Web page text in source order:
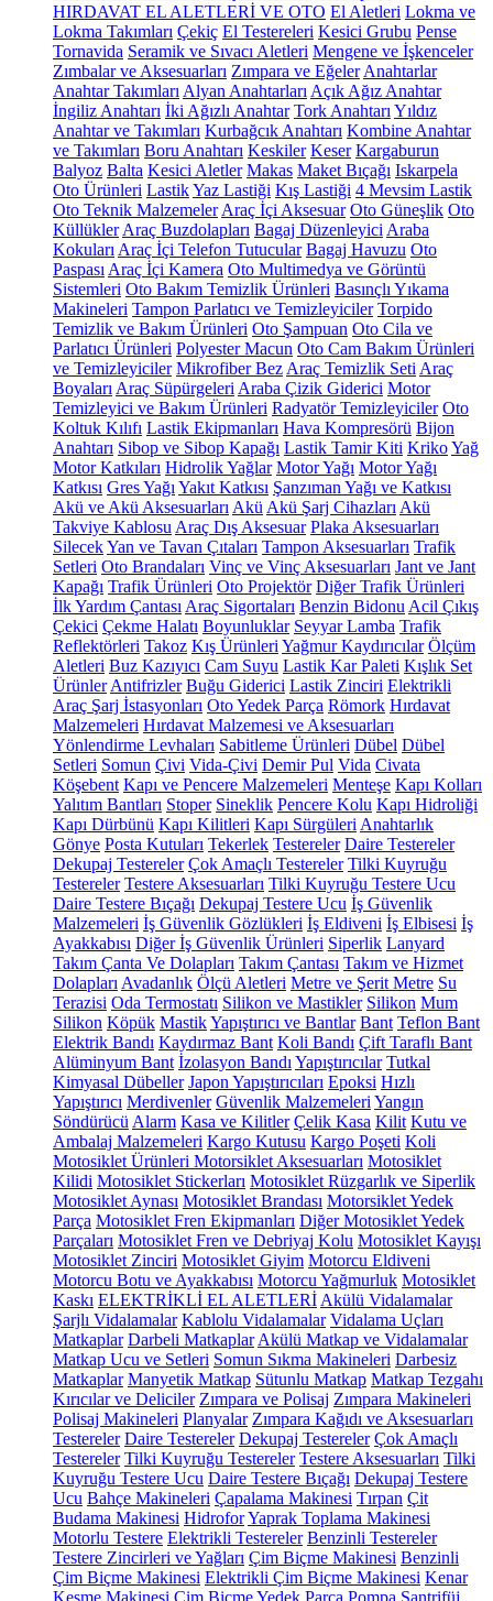
HIRDAVAT EL ALETLERİ VE OTO El Aletleri Lokma ve
Lokma Takımları Çekiç El Testereleri Kesici Grubu Pense
Tornavida Seramik ve Sıvacı Aletleri Mengene ve İşkenceler
Zımbalar ve Aksesuarları Zımpara ve Eğeler Anahtarlar
Anahtar Takımları Alyan Anahtarları Açık Ağız Anahtar
İngiliz Anahtarı İki Ağızlı Anahtar Tork Anahtarı Yıldız
Anahtar ve Takımları Kurbağcık Anahtarı Kombine Anahtar
ve Takımları Boru Anahtarı Keskiler Keser Kargaburun
Balyoz Balta Kesici Aletler Makas Maket Bıçağı Iskarpela
Oto Ürünleri LastikYaz Lastiği Kış Lastiği 4 Mevsim Lastik
Oto Teknik Malzemeler Araç İçi Aksesuar Oto Güneşlik Oto
Küllükler Araç Buzdolapları Bagaj Düzenleyici Araba
Kokuları Araç İçi Telefon Tutucular Bagaj Havuzu Oto
Paspası Araç İçi Kamera Oto Multimedya ve Görüntü
Sistemleri Oto Bakım Temizlik Ürünleri Basınçlı Yıkama
Makineleri Tampon Parlatıcı ve Temizleyiciler Torpido
Temizlik ve Bakım Ürünleri Oto Şampuan Oto Cila ve
Parlatıcı Ürünleri Polyester Macun Oto Cam Bakım Ürünleri
ve Temizleyiciler Mikrofiber Bez Araç Temizlik Seti Araç
Boyaları Araç Süpürgeleri Araba Çizik Giderici Motor
Temizleyici ve Bakım Ürünleri Radyatör Temizleyiciler Oto
Koltuk Kılıfı Lastik Ekipmanları Hava Kompresörü Bijon
Anahtarı Sibop ve Sibop Kapağı Lastik Tamir Kiti KrikoYağ
Motor Katkıları Hidrolik Yağlar Motor Yağı Motor Yağı
Katkısı Gres Yağı Yakıt Katkısı Şanzıman Yağı ve Katkısı
Akü ve Akü Aksesuarları Akü Akü Şarj Cihazları Akü
Takviye Kablosu Araç Dış Aksesuar Plaka Aksesuarları
SilecekYan ve Tavan Çıtaları Tampon Aksesuarları Trafik
Setleri Oto Brandaları Vinç ve Vinç Aksesuarları Jant ve Jant
Kapağı Trafik Ürünleri Oto Projektör Diğer Trafik Ürünleri
İlk Yardım Çantası Araç Sigortaları Benzin Bidonu Acil Çıkış
Çekici Çekme Halatı Boyunluklar Seyyar Lamba Trafik
Reflektörleri Takoz Kış Ürünleri Yağmur Kaydırıcılar Ölçüm
Aletleri Buz Kazıyıcı Cam Suyu Lastik Kar Paleti Kışlık Set
Ürünler Antifrizler Buğu Giderici Lastik Zinciri Elektrikli
Araç Şarj İstasyonları Oto Yedek Parça Römork Hırdavat
Malzemeleri Hırdavat Malzemesi ve Aksesuarları
Yönlendirme Levhaları Sabitleme Ürünleri Dübel Dübel
Setleri Somun Çivi Vida-Çivi Demir Pul Vida Civata
Köşebent Kapı ve Pencere Malzemeleri Menteşe Kapı Kolları
Yalıtım Bantları Stoper Sineklik Pencere Kolu Kapı Hidroliği
Kapı Dürbünü Kapı Kilitleri Kapı Sürgüleri Anahtarlık
Gönye Posta Kutuları Tekerlek Testereler Daire Testereler
Dekupaj Testereler Çok Amaçlı Testereler Tilki Kuyruğu
Testereler Testere Aksesuarları Tilki Kuyruğu Testere Ucu
Daire Testere Bıçağı Dekupaj Testere Ucu İş Güvenlik
Malzemeleri İş Güvenlik Gözlükleri İş Eldiveni İş Elbisesi İş
Ayakkabısı Diğer İş Güvenlik Ürünleri Siperlik Lanyard
Takım Çanta Ve Dolapları Takım Çantası Takım ve Hizmet
Dolapları Avadanlık Ölçü Aletleri Metre ve Şerit Metre Su
Terazisi Oda Termostatı Silikon ve Mastikler Silikon Mum
Silikon Köpük MastikYapıştırıcı ve Bantlar Bant Teflon Bant
Elektrik Bandı Kaydırmaz Bant Koli Bandı Çift Taraflı Bant
Alüminyum Bant İzolasyon Bandı Yapıştırıcılar Tutkal
Kimyasal Dübeller Japon Yapıştırıcıları Epoksi Hızlı
Yapıştırıcı Merdivenler Güvenlik Malzemeleri Yangın
Söndürücü Alarm Kasa ve Kilitler Çelik Kasa Kilit Kutu ve
Ambalaj Malzemeleri Kargo Kutusu Kargo Poşeti Koli
Motosiklet Ürünleri Motorsiklet Aksesuarları Motosiklet
Kilidi Motosiklet Stickerları Motosiklet Rüzgarlık ve Siperlik
Motosiklet Aynası Motosiklet Brandası Motorsiklet Yedek
Parça Motosiklet Fren Ekipmanları Diğer Motosiklet Yedek
Parçaları Motosiklet Fren ve Debriyaj Kolu Motosiklet Kayışı
Motosiklet Zinciri Motosiklet Giyim Motorcu Eldiveni
Motorcu Botu ve Ayakkabısı Motorcu Yağmurluk Motosiklet
Kaskı ELEKTRİKLİ EL ALETLERİ Akülü Vidalamalar
Şarjlı Vidalamalar Kablolu Vidalamalar Vidalama Uçları
Matkaplar Darbeli Matkaplar Akülü Matkap ve Vidalamalar
Matkap Ucu ve Setleri Somun Sıkma Makineleri Darbesiz
Matkaplar Manyetik Matkap Sütunlu Matkap Matkap Tezgahı
Kırıcılar ve Deliciler Zımpara ve Polisaj Zımpara Makineleri
Polisaj Makineleri Planyalar Zımpara Kağıdı ve Aksesuarları
Testereler Daire Testereler Dekupaj Testereler Çok Amaçlı
Testereler Tilki Kuyruğu Testereler Testere Aksesuarları Tilki
Kuyruğu Testere Ucu Daire Testere Bıçağı Dekupaj Testere
Ucu Bahçe Makineleri Çapalama Makinesi Tırpan Çit
Budama Makinesi HidroforYaprak Toplama Makinesi
Motorlu Testere Elektrikli Testereler Benzinli Testereler
Testere Zincirleri ve Yağları Çim Biçme Makinesi Benzinli
Çim Biçme Makinesi Elektrikli Çim Biçme Makinesi Kenar
Kesme Makinesi Çim Biçme Yedek Parça Pompa Santrifüj